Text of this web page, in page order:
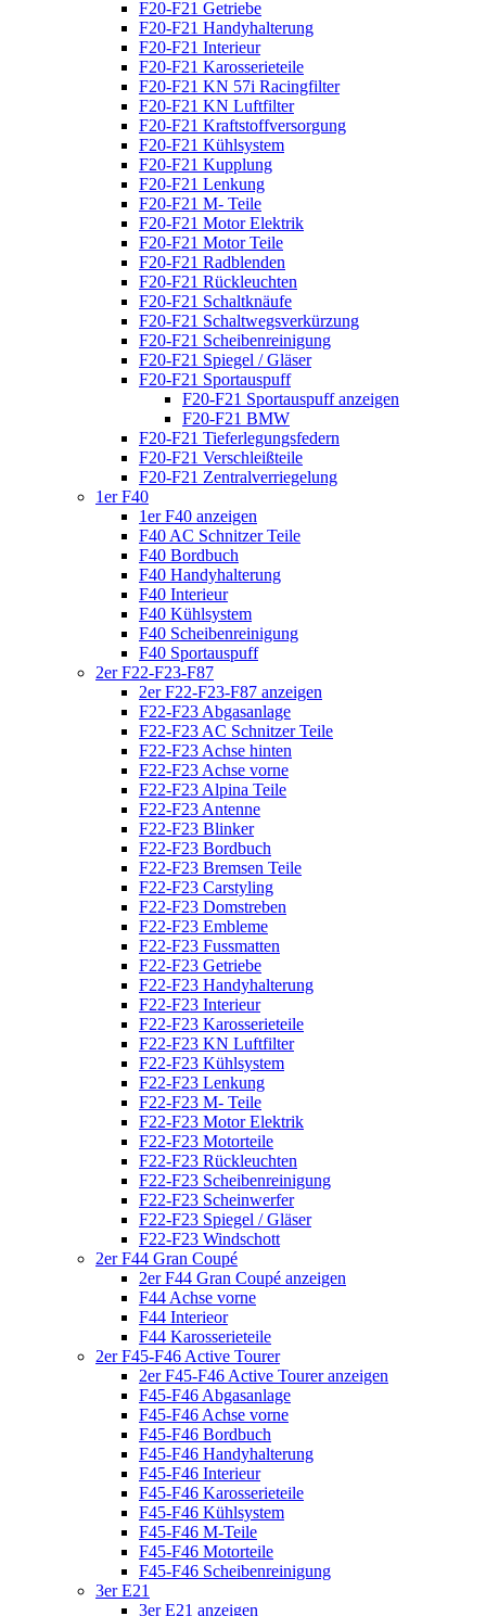
F20-F21 Getriebe
F20-F21 Handyhalterung
F20-F21 Interieur
F20-F21 Karosserieteile
F20-F21 KN 57i Racingfilter
F20-F21 KN Luftfilter
F20-F21 Kraftstoffversorgung
F20-F21 Kühlsystem
F20-F21 Kupplung
F20-F21 Lenkung
F20-F21 M- Teile
F20-F21 Motor Elektrik
F20-F21 Motor Teile
F20-F21 Radblenden
F20-F21 Rückleuchten
F20-F21 Schaltknäufe
F20-F21 Schaltwegsverkürzung
F20-F21 Scheibenreinigung
F20-F21 Spiegel / Gläser
F20-F21 Sportauspuff
F20-F21 Sportauspuff anzeigen
F20-F21 BMW
F20-F21 Tieferlegungsfedern
F20-F21 Verschleißteile
F20-F21 Zentralverriegelung
1er F40
1er F40 anzeigen
F40 AC Schnitzer Teile
F40 Bordbuch
F40 Handyhalterung
F40 Interieur
F40 Kühlsystem
F40 Scheibenreinigung
F40 Sportauspuff
2er F22-F23-F87
2er F22-F23-F87 anzeigen
F22-F23 Abgasanlage
F22-F23 AC Schnitzer Teile
F22-F23 Achse hinten
F22-F23 Achse vorne
F22-F23 Alpina Teile
F22-F23 Antenne
F22-F23 Blinker
F22-F23 Bordbuch
F22-F23 Bremsen Teile
F22-F23 Carstyling
F22-F23 Domstreben
F22-F23 Embleme
F22-F23 Fussmatten
F22-F23 Getriebe
F22-F23 Handyhalterung
F22-F23 Interieur
F22-F23 Karosserieteile
F22-F23 KN Luftfilter
F22-F23 Kühlsystem
F22-F23 Lenkung
F22-F23 M- Teile
F22-F23 Motor Elektrik
F22-F23 Motorteile
F22-F23 Rückleuchten
F22-F23 Scheibenreinigung
F22-F23 Scheinwerfer
F22-F23 Spiegel / Gläser
F22-F23 Windschott
2er F44 Gran Coupé
2er F44 Gran Coupé anzeigen
F44 Achse vorne
F44 Interieor
F44 Karosserieteile
2er F45-F46 Active Tourer
2er F45-F46 Active Tourer anzeigen
F45-F46 Abgasanlage
F45-F46 Achse vorne
F45-F46 Bordbuch
F45-F46 Handyhalterung
F45-F46 Interieur
F45-F46 Karosserieteile
F45-F46 Kühlsystem
F45-F46 M-Teile
F45-F46 Motorteile
F45-F46 Scheibenreinigung
3er E21
3er E21 anzeigen